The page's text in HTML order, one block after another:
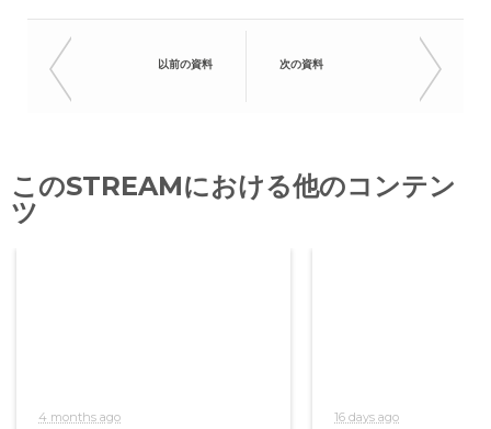
以前の資料 次の資料
このSTREAMにおける他のコンテン
ツ
4 months ago 16 days ago